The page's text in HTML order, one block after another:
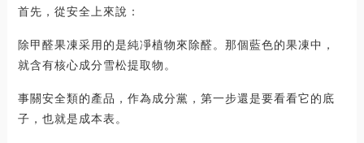
首先，從安全上來說：
除甲醛果凍采用的是純凈植物來除醛。那個藍色的果凍中，
就含有核心成分雪松提取物。
事關安全類的產品，作為成分黨，第一步還是要看看它的底
子，也就是成本表。